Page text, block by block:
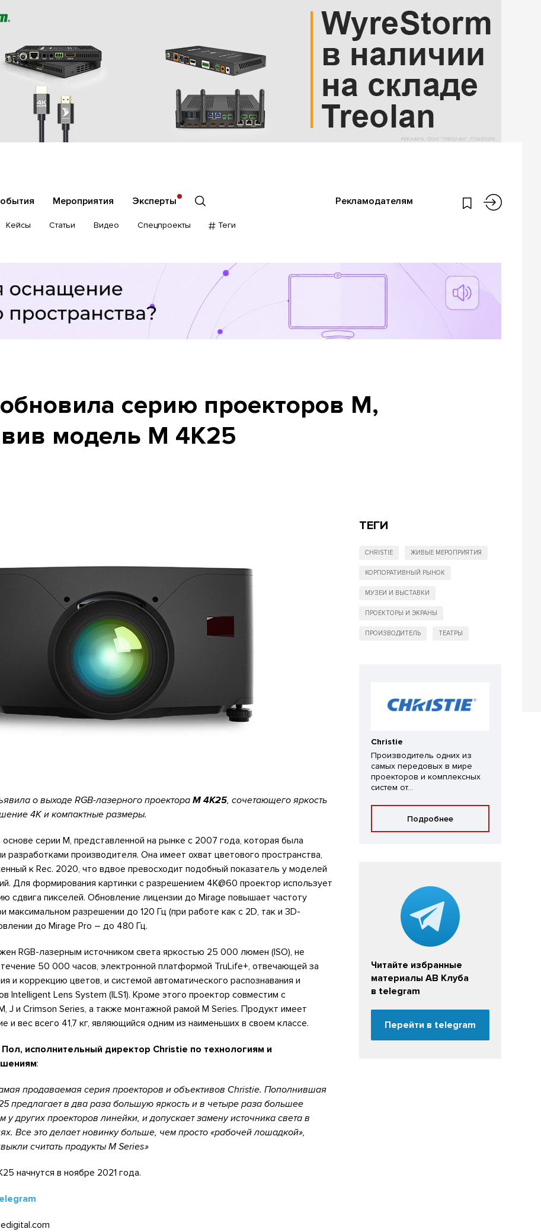
Мероприятия Эксперты Рекламодателям
Кейсы Статьи Видео Спецпроекты Теги
серию проекторов M,
модель M 4K25
о выходе RGB-лазерного проектора M 4K25, сочетающего яркость
4K и компактные размеры.
серии M, представленной на рынке с 2007 года, которая была
разработками производителя. Она имеет охват цветового пространства,
к Rec. 2020, что вдвое превосходит подобный показатель у моделей
Для формирования картинки с разрешением 4K@60 проектор использует
сдвига пикселей. Обновление лицензии до Mirage повышает частоту
максимальном разрешении до 120 Гц (при работе как с 2D, так и 3D-
до Mirage Pro – до 480 Гц.
RGB-лазерным источником света яркостью 25 000 люмен (ISO), не
50 000 часов, электронной платформой TruLife+, отвечающей за
и коррекцию цветов, и системой автоматического распознавания и
Intelligent Lens System (ILS1). Кроме этого проектор совместим с
J и Crimson Series, а также монтажной рамой M Series. Продукт имеет
и вес всего 41,7 кг, являющийся одним из наименьших в своем классе.
исполнительный директор Christie по технологиям и
:
продаваемая серия проекторов и объективов Christie. Пополнившая
предлагает в два раза большую яркость и в четыре раза большее
других проекторов линейки, и допускает замену источника света в
Все это делает новинку больше, чем просто «рабочей лошадкой»,
считать продукты M Series
начнутся в ноябре 2021 года.
ТЕГИ
CHRISTIE ЖИВЫЕ МЕРОПРИЯТИЯ
КОРПОРАТИВНЫЙ РЫНОК
МУЗЕИ И ВЫСТАВКИ
ПРОЕКТОРЫ И ЭКРАНЫ
ПРОИЗВОДИТЕЛЬ ТЕАТРЫ
Christie
Производитель одних из
самых передовых в мире
проекторов и комплексных
систем от...
Подробнее
Читайте избранные
материалы АВ Клуба
в telegram
Перейти в telegram